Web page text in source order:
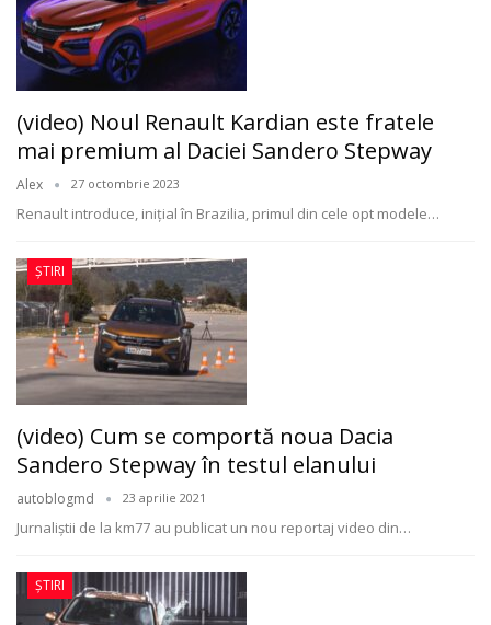
(video) Noul Renault Kardian este fratele
mai premium al Daciei Sandero Stepway
Alex 27 octombrie 2023
Renault introduce, iniţial în Brazilia, primul din cele opt modele…
ȘTIRI
(video) Cum se comportă noua Dacia
Sandero Stepway în testul elanului
autoblogmd 23 aprilie 2021
Jurnaliștii de la km77 au publicat un nou reportaj video din…
ȘTIRI